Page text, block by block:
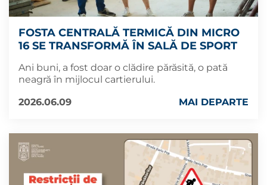
FOSTA CENTRALĂ TERMICĂ DIN MICRO
16 SE TRANSFORMĂ ÎN SALĂ DE SPORT
Ani buni, a fost doar o clădire părăsită, o pată
neagră în mijlocul cartierului.
2026.06.09
MAI DEPARTE